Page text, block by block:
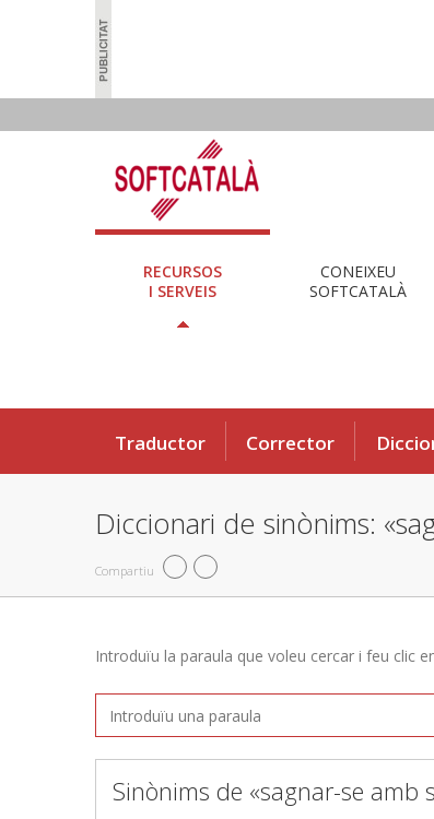
RECURSOS
I SERVEIS
CONEIXEU
SOFTCATALÀ
Traductor Corrector
Diccionari de sinònims:
Compartiu
Introduïu la paraula que voleu cercar i feu clic
Sinònims de «sagnar-se amb